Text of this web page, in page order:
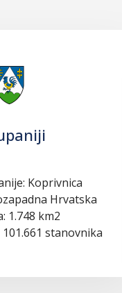
Koprivnica
Hrvatska
1.748 km2
stanovnika